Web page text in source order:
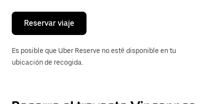
cerrar
calendario.
Reservar viaje
Es posible que Uber Reserve no esté disponible en tu
ubicación de recogida.